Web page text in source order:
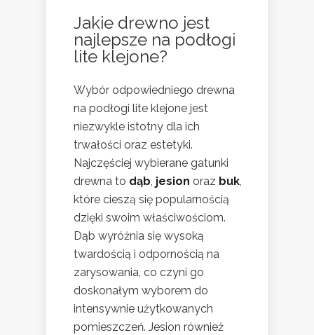
Jakie drewno jest
najlepsze na podłogi
lite klejone?
Wybór odpowiedniego drewna
na podłogi lite klejone jest
niezwykle istotny dla ich
trwałości oraz estetyki.
Najczęściej wybierane gatunki
drewna to dąb, jesion oraz buk,
które cieszą się popularnością
dzięki swoim właściwościom.
Dąb wyróżnia się wysoką
twardością i odpornością na
zarysowania, co czyni go
doskonałym wyborem do
intensywnie użytkowanych
pomieszczeń. Jesion również